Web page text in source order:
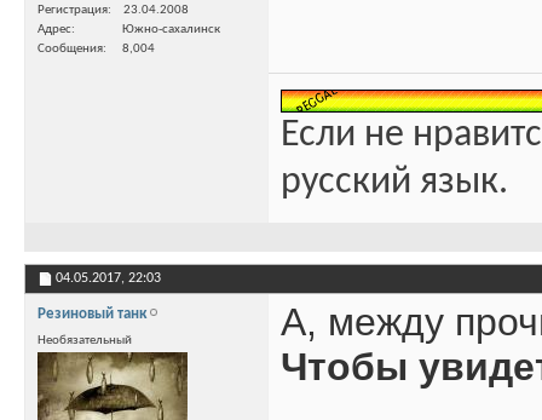
Регистрация
23.04.2008
Адрес
Южно-сахалинск
Сообщения
8,004
Если не
русский язык.
04.05.2017, 22:03
Резиновый танк
Необязательный
А, между
Чтобы